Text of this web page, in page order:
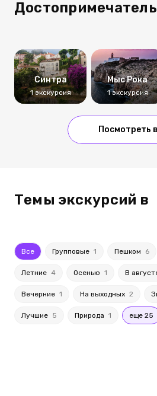
Синтра
1 экскурсия
Мыс Рока
1 экскурсия
Посмотреть
Темы экскурсий в
Все Групповые 1 Пешком 6
Летние 4 Осенью 1 В
Вечерние 1 На выходных 2
Лучшие 5 Природа 1 еще 25